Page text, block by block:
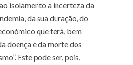
isolamento a incerteza da
da sua duração, do
que terá, bem
doença e da morte dos
Este pode ser, pois,